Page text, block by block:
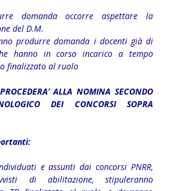
domanda occorre aspettare la
del D.M.
produrre domanda i docenti già di
hanno in corso incarico a tempo
finalizzato al ruolo
ALLA NOMINA SECONDO
DEI CONCORSI SOPRA
e assunti dai concorsi PNRR,
di abilitazione, stipuleranno